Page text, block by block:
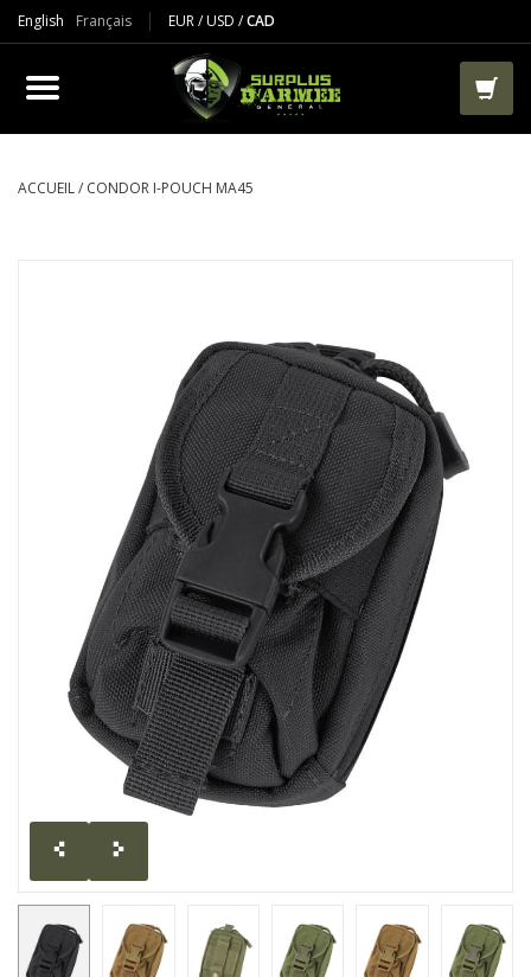
English Français EUR/USD /CAD
PRODUIT
VÊTEMENTS
SACS ET RANGEMENT
LIQUIDATION
MILITAIRE / USAGÉ
NOUVEAUTÉS
MILCOT MILITARY
MARQUES
ACCUEIL/ CONDOR I-POUCH MA45